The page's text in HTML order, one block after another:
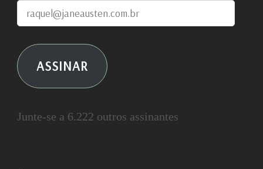
raquel@janeausten.com.br
ASSINAR
Junte-se a 6.222 outros assinantes